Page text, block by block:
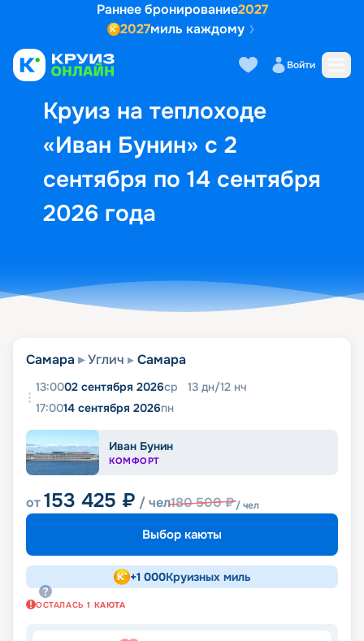
Раннее бронирование2027
2027миль каждому
Войти
Круиз на теплоходе
«Иван Бунин» с 2
сентября по 14 сентября
2026 года
Выбор кают Маршрут и
Самара Углич Самара
13:0002 сентября 2026ср 13 дн/12 нч
17:0014 сентября 2026пн
Иван Бунин
КОМФОРТ
от153 425 ₽ / чел180 500₽/ чел
Выбор каюты
+1 000Круизных миль
ОСТАЛАСЬ 1 КАЮТА